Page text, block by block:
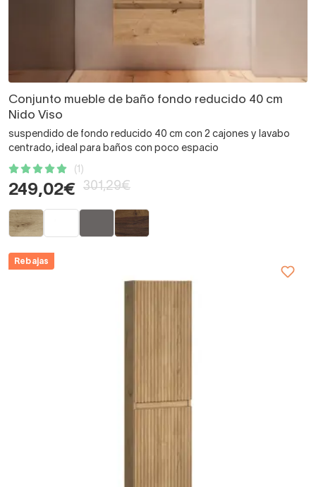
Conjunto mueble de baño fondo reducido 40 cm
Nido Viso
suspendido de fondo reducido 40 cm con 2 cajones y lavabo
centrado, ideal para baños con poco espacio
(1)
249,02€ 301,29€
Rebajas